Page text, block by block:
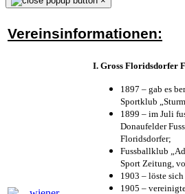
Vereinsinformationen:
I. Gross Floridsdorfer
1897 – gab es
Sportklub
1899 – im Juli
Donaufelder
Floridsdorfer;
Fussballklub
Sport Zeitung,
1903 – löste
1905 –